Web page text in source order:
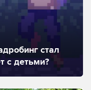
стал
с детьми?